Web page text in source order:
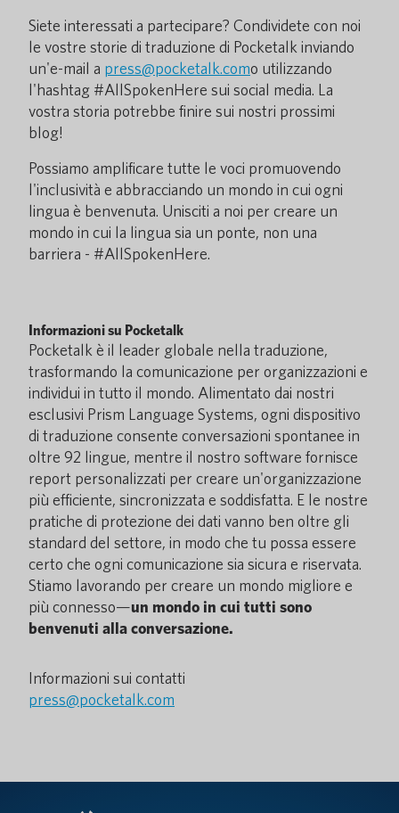
Siete interessati a partecipare? Condividete con noi
le vostre storie di traduzione di Pocketalk inviando
un'e-mail a press@pocketalk.como utilizzando
l'hashtag #AllSpokenHere sui social media. La
vostra storia potrebbe finire sui nostri prossimi
blog!
Possiamo amplificare tutte le voci promuovendo
l'inclusività e abbracciando un mondo in cui ogni
lingua è benvenuta. Unisciti a noi per creare un
mondo in cui la lingua sia un ponte, non una
barriera - #AllSpokenHere.
Informazioni su Pocketalk
Pocketalk è il leader globale nella traduzione,
trasformando la comunicazione per organizzazioni e
individui in tutto il mondo. Alimentato dai nostri
esclusivi Prism Language Systems, ogni dispositivo
di traduzione consente conversazioni spontanee in
oltre 92 lingue, mentre il nostro software fornisce
report personalizzati per creare un'organizzazione
più efficiente, sincronizzata e soddisfatta. E le nostre
pratiche di protezione dei dati vanno ben oltre gli
standard del settore, in modo che tu possa essere
certo che ogni comunicazione sia sicura e riservata.
Stiamo lavorando per creare un mondo migliore e
più connesso—un mondo in cui tutti sono
benvenuti alla conversazione.
Informazioni sui contatti
press@pocketalk.com